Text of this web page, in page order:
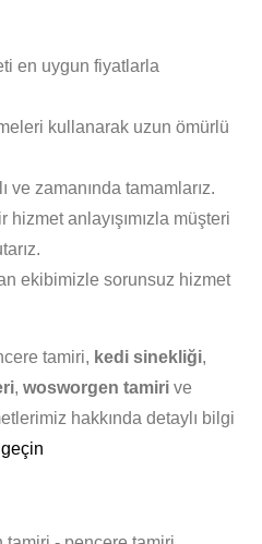
en uygun fiyatlarla
kullanarak uzun ömürlü
ve zamanında tamamlarız.
hizmet anlayışımızla müşteri
ekibimizle sorunsuz hizmet
tamiri, kedi sinekliği,
, wosworgen tamiri ve
hakkında detaylı bilgi